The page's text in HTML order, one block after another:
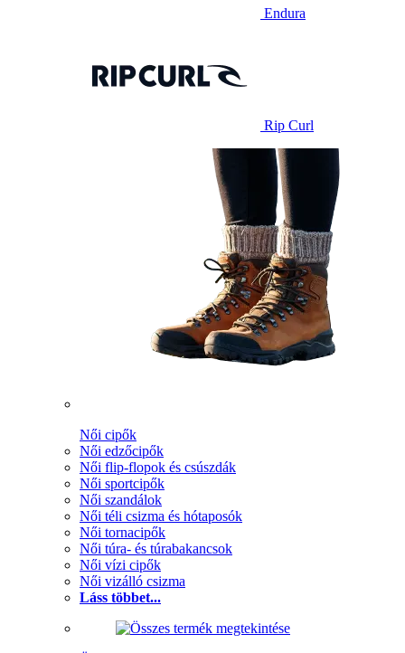
Endura
Rip Curl
Női cipők
Női edzőcipők
Női flip-flopok és csúszdák
Női sportcipők
Női szandálok
Női téli csizma és hótaposók
Női tornacipők
Női túra- és túrabakancsok
Női vízi cipők
Női vizálló csizma
Láss többet...